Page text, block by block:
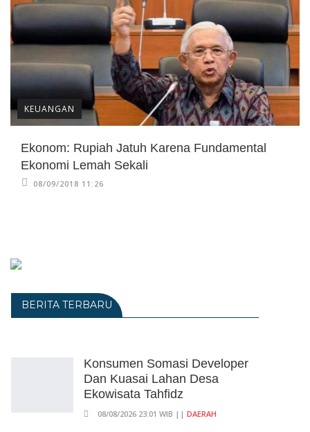
KEUANGAN
Ekonom: Rupiah Jatuh Karena Fundamental
Ekonomi Lemah Sekali
08/09/2018 11:26
BERITA TERBARU
Konsumen Somasi Developer
Dan Kuasai Lahan Desa
Ekowisata Tahfidz
08/08/2026 23:01 WIB || DAERAH